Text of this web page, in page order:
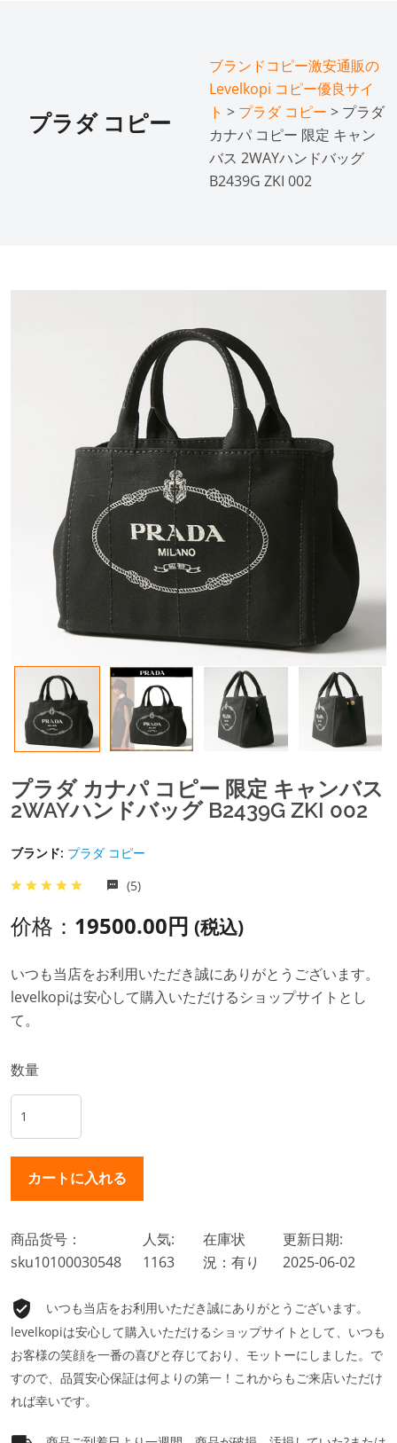
プラダ コピー
ブランドコピー激安通販の
Levelkopi コピー優良サイ
ト > プラダ コピー > プラダ
カナパ コピー 限定 キャン
バス 2WAYハンドバッグ
B2439G ZKI 002
プラダ カナパ コピー 限定 キャンバス
2WAYハンドバッグ B2439G ZKI 002
ブランド: プラダ コピー
(5)
价格： 19500.00円 (税込)
いつも当店をお利用いただき誠にありがとうございます。
levelkopiは安心して購入いただけるショップサイトとし
て。
数量
商品货号：
sku10100030548
人気:
1163
在庫状
況：有り
更新日期:
2025-06-02
いつも当店をお利用いただき誠にありがとうございます。
levelkopiは安心して購入いただけるショップサイトとして、いつも
お客様の笑顔を一番の喜びと存じており、モットーにしました。で
すので、品質安心保証は何よりの第一！これからもご来店いただけ
れば幸いです。